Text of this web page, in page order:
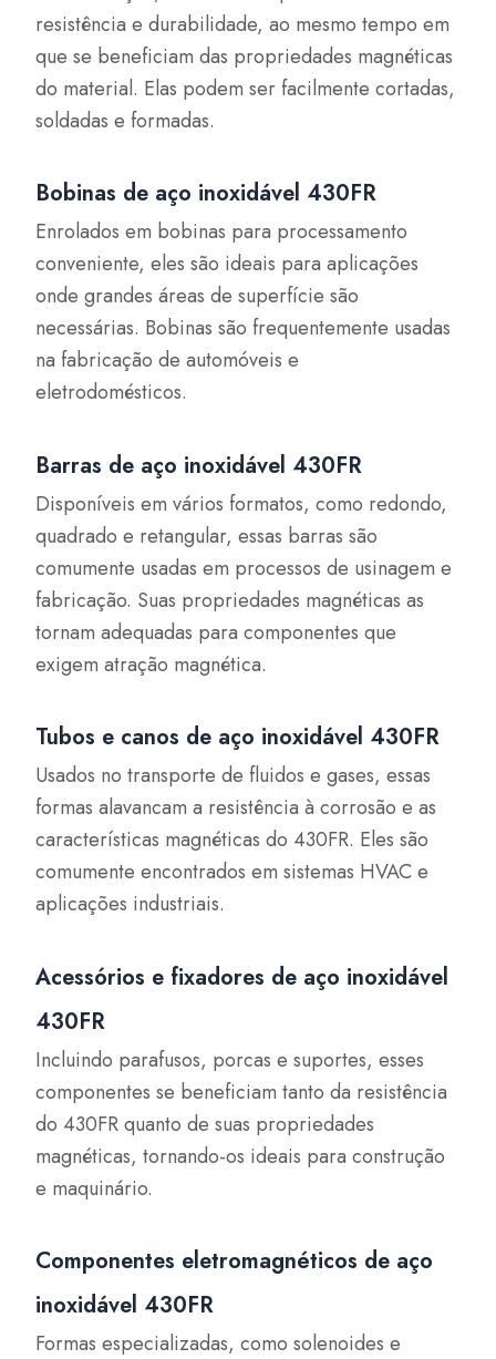
resistência e durabilidade, ao mesmo tempo em
que se beneficiam das propriedades magnéticas
do material. Elas podem ser facilmente cortadas,
soldadas e formadas.
Bobinas de aço inoxidável 430FR
Enrolados em bobinas para processamento
conveniente, eles são ideais para aplicações
onde grandes áreas de superfície são
necessárias. Bobinas são frequentemente usadas
na fabricação de automóveis e
eletrodomésticos.
Barras de aço inoxidável 430FR
Disponíveis em vários formatos, como redondo,
quadrado e retangular, essas barras são
comumente usadas em processos de usinagem e
fabricação. Suas propriedades magnéticas as
tornam adequadas para componentes que
exigem atração magnética.
Tubos e canos de aço inoxidável 430FR
Usados no transporte de fluidos e gases, essas
formas alavancam a resistência à corrosão e as
características magnéticas do 430FR. Eles são
comumente encontrados em sistemas HVAC e
aplicações industriais.
Acessórios e fixadores de aço inoxidável
430FR
Incluindo parafusos, porcas e suportes, esses
componentes se beneficiam tanto da resistência
do 430FR quanto de suas propriedades
magnéticas, tornando-os ideais para construção
e maquinário.
Componentes eletromagnéticos de aço
inoxidável 430FR
Formas especializadas, como solenoides e